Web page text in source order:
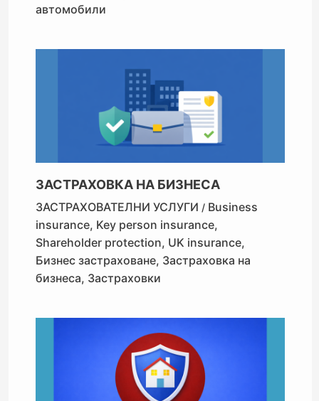
автомобили
ЗАСТРАХОВКА НА БИЗНЕСА
ЗАСТРАХОВАТЕЛНИ УСЛУГИ / Business
insurance, Key person insurance,
Shareholder protection, UK insurance,
Бизнес застраховане, Застраховка на
бизнеса, Застраховки